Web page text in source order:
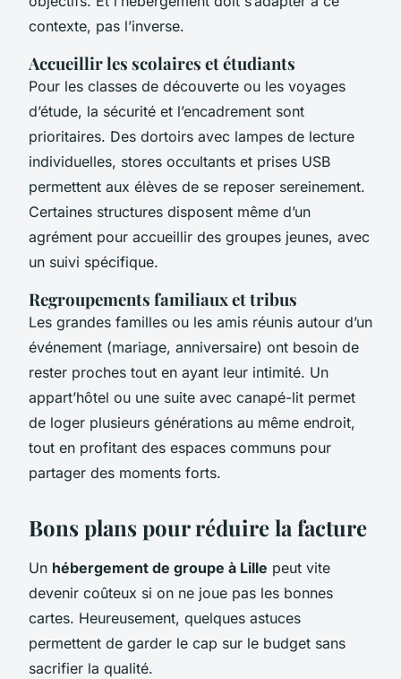
contexte, pas l’inverse.
Accueillir les scolaires et étudiants
Pour les classes de découverte ou les voyages
d’étude, la sécurité et l’encadrement sont
prioritaires. Des dortoirs avec lampes de lecture
individuelles, stores occultants et prises USB
permettent aux élèves de se reposer sereinement.
Certaines structures disposent même d’un
agrément pour accueillir des groupes jeunes, avec
un suivi spécifique.
Regroupements familiaux et tribus
Les grandes familles ou les amis réunis autour d’un
événement (mariage, anniversaire) ont besoin de
rester proches tout en ayant leur intimité. Un
appart’hôtel ou une suite avec canapé-lit permet
de loger plusieurs générations au même endroit,
tout en profitant des espaces communs pour
partager des moments forts.
Bons plans pour réduire la facture
Un hébergement de groupe à Lille peut vite
devenir coûteux si on ne joue pas les bonnes
cartes. Heureusement, quelques astuces
permettent de garder le cap sur le budget sans
sacrifier la qualité.